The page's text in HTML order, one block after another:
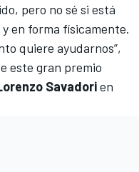
pero no sé si está
en forma físicamente.
quiere ayudarnos”,
este gran premio
Savadorien